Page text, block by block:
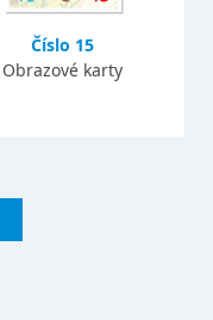
Číslo 15
Obrazové karty